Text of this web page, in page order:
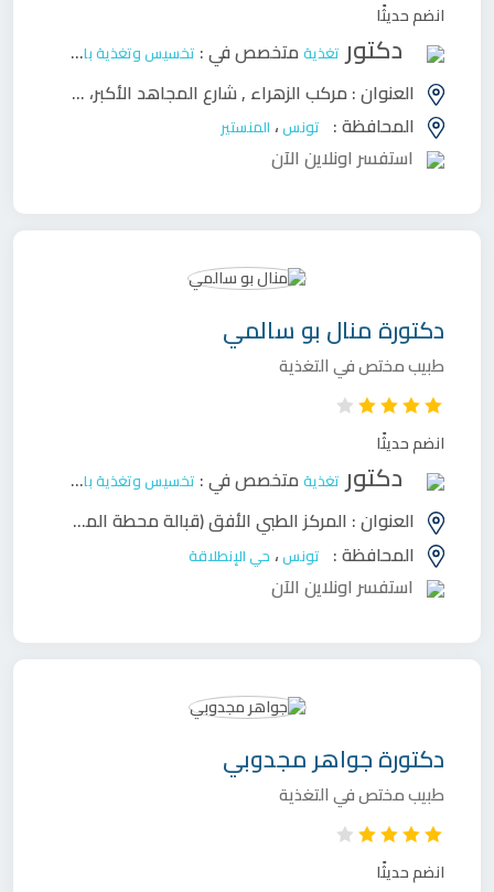
انضم حديثًا
دكتور تغذيةمتخصص في : تخسيس وتغذية بالغين
العنوان :مركب الزهراء , شارع المجاهد الأكبر، طريق القيروان ، المنستير
المحافظة : تونس، المنستير
استفسر اونلاين الآن
دكتورة منال بو سالمي
طبيب مختص في التغذية
انضم حديثًا
دكتور تغذيةمتخصص في : تخسيس وتغذية بالغين
العنوان : المركز الطبي الأفق (قبالة محطة المترو 5) طريق بنزرت كم 4 المنيهلة
المحافظة : تونس، حي الإنطلاقة
استفسر اونلاين الآن
دكتورةجواهر مجدوبي
طبيب مختص في التغذية
انضم حديثًا